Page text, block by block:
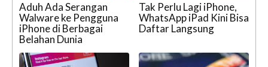
Aduh Ada Serangan
Walware ke Pengguna
iPhone di Berbagai
Belahan Dunia
Tak Perlu Lagi iPhone,
WhatsApp iPad Kini Bisa
Daftar Langsung